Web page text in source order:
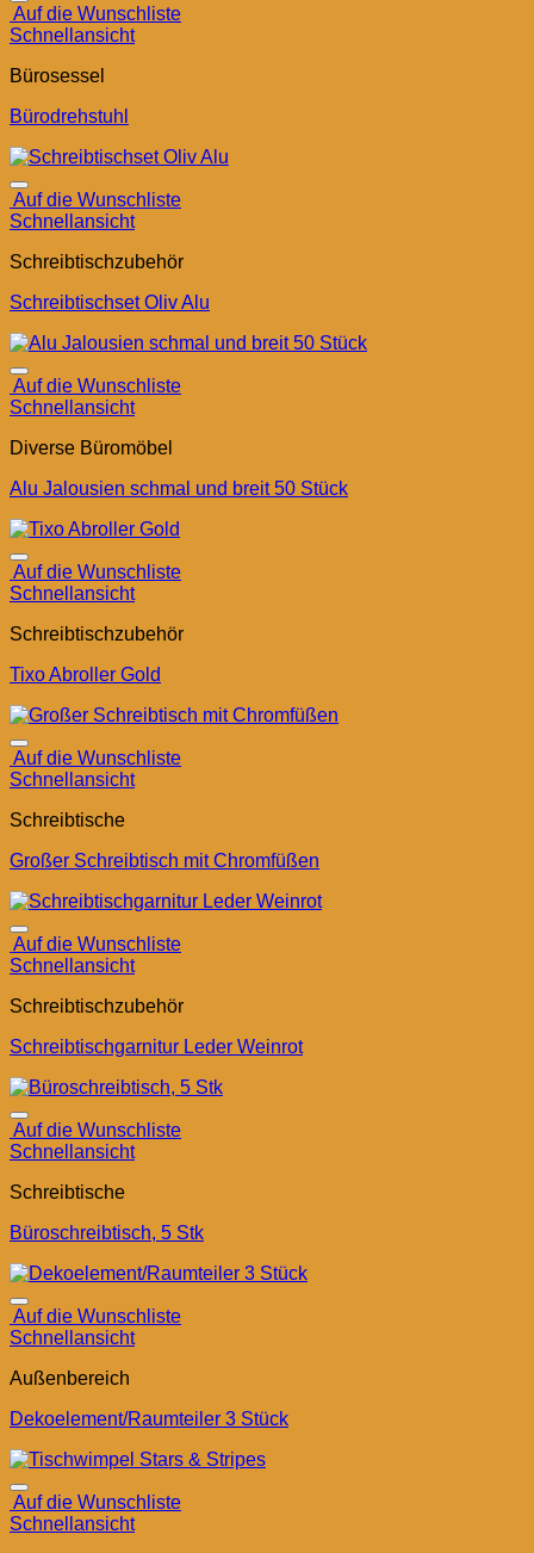
Auf die Wunschliste
Schnellansicht
Bürosessel
Bürodrehstuhl
Auf die Wunschliste
Schnellansicht
Schreibtischzubehör
Schreibtischset Oliv Alu
Auf die Wunschliste
Schnellansicht
Diverse Büromöbel
Alu Jalousien schmal und breit 50 Stück
Auf die Wunschliste
Schnellansicht
Schreibtischzubehör
Tixo Abroller Gold
Auf die Wunschliste
Schnellansicht
Schreibtische
Großer Schreibtisch mit Chromfüßen
Auf die Wunschliste
Schnellansicht
Schreibtischzubehör
Schreibtischgarnitur Leder Weinrot
Auf die Wunschliste
Schnellansicht
Schreibtische
Büroschreibtisch, 5 Stk
Auf die Wunschliste
Schnellansicht
Außenbereich
Dekoelement/Raumteiler 3 Stück
Auf die Wunschliste
Schnellansicht